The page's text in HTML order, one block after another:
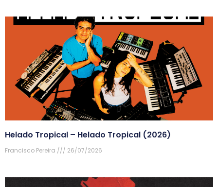
Helado Tropical – Helado Tropical (2026)
Francisco Pereira 26/07/2026